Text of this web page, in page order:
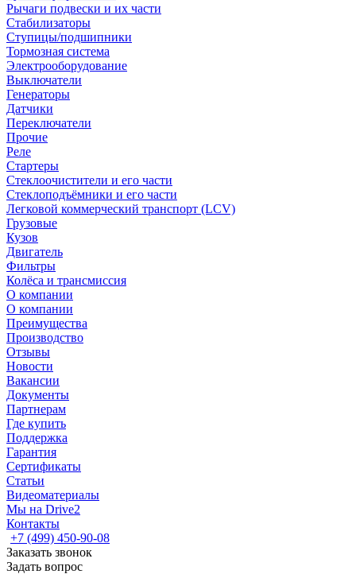
Рычаги подвески и их части
Стабилизаторы
Ступицы/подшипники
Тормозная система
Электрооборудование
Выключатели
Генераторы
Датчики
Переключатели
Прочие
Реле
Стартеры
Стеклоочистители и его части
Стеклоподъёмники и его части
Легковой коммерческий транспорт (LCV)
Грузовые
Кузов
Двигатель
Фильтры
Колёса и трансмиссия
О компании
О компании
Преимущества
Производство
Отзывы
Новости
Вакансии
Документы
Партнерам
Где купить
Поддержка
Гарантия
Сертификаты
Статьи
Видеоматериалы
Мы на Drive2
Контакты
+7 (499) 450-90-08
Заказать звонок
Задать вопрос